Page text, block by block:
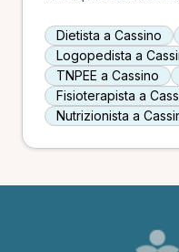
Dietista a Cassino
Logopedista a
TNPEE a Cassino
Fisioterapista a
Nutrizionista a